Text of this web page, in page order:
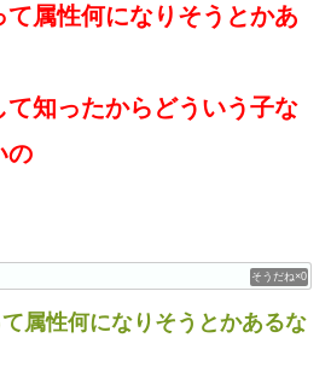
て属性何になりそうとかあ
て知ったからどういう子な
の
0
属性何になりそうとかあるな